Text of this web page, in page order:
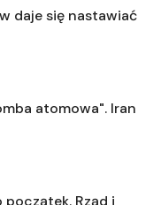
daje się nastawiać
atomowa". Iran
początek. Rząd i